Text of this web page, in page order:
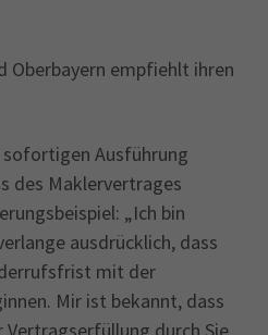
Oberbayern empfiehlt ihren
sofortigen Ausführung
des Maklervertrages
„Ich bin
ausdrücklich, dass
mit der
Mir ist bekannt, dass